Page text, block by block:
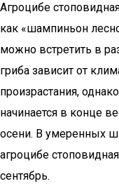
Агроцибе
как «шампиньон
можно встретить в
гриба зависит от
произрастания,
начинается в конце
осени. В умеренных
агроцибе
сентябрь.